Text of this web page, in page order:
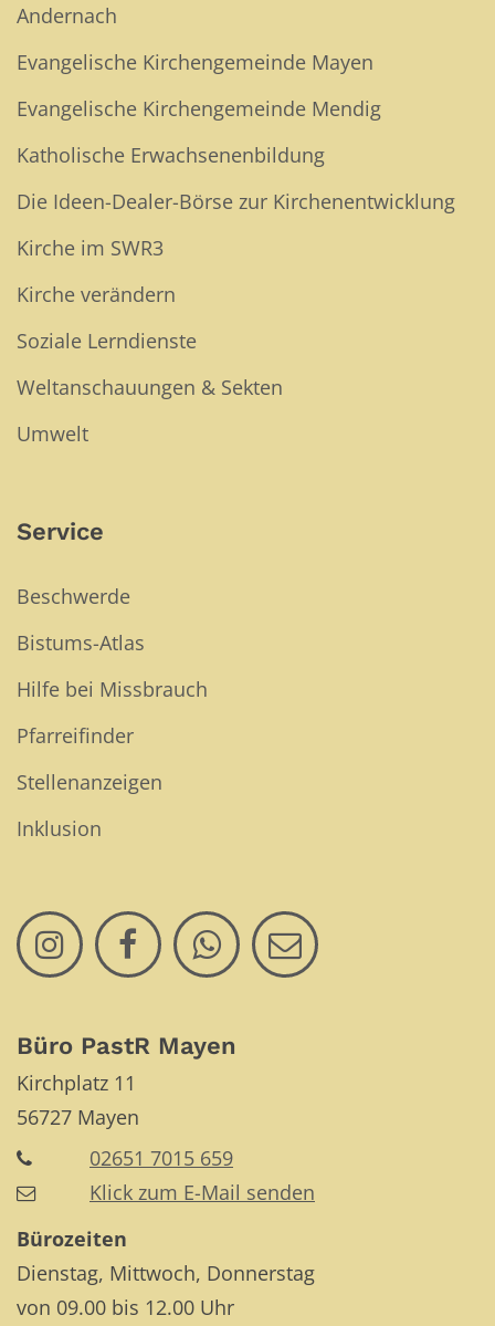
Andernach
Evangelische Kirchengemeinde Mayen
Evangelische Kirchengemeinde Mendig
Katholische Erwachsenenbildung
Die Ideen-Dealer-Börse zur Kirchenentwicklung
Kirche im SWR3
Kirche verändern
Soziale Lerndienste
Weltanschauungen & Sekten
Umwelt
Service
Beschwerde
Bistums-Atlas
Hilfe bei Missbrauch
Pfarreifinder
Stellenanzeigen
Inklusion
Büro PastR Mayen
Kirchplatz 11
56727 Mayen
02651 7015 659
Klick zum E-Mail senden
Bürozeiten
Dienstag, Mittwoch, Donnerstag
von 09.00 bis 12.00 Uhr